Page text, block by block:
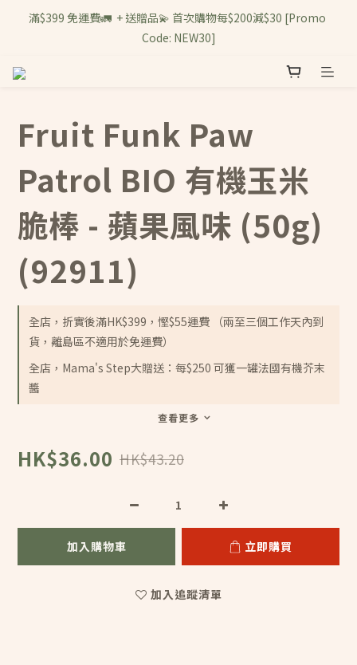
滿$399 免運費🚛  + 送贈品💫 首次購物每$200減$30 [Promo
Code: NEW30]
Fruit Funk Paw
Patrol BIO 有機玉米
脆棒 - 蘋果風味 (50g)
(92911)
全店，折實後滿HK$399，慳$55運費 （兩至三個工作天內到
貨，離島區不適用於免運費）
全店，Mama's Step大贈送：每$250 可獲一罐法國有機芥末
醬
查看更多
HK$36.00 HK$43.20
加入購物車 立即購買
加入追蹤清單